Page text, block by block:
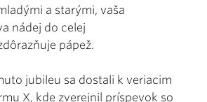
a starými, vaša
nádej do celej
pápež.
jubileu sa dostali k veriacim
X, kde zverejnil príspevok so